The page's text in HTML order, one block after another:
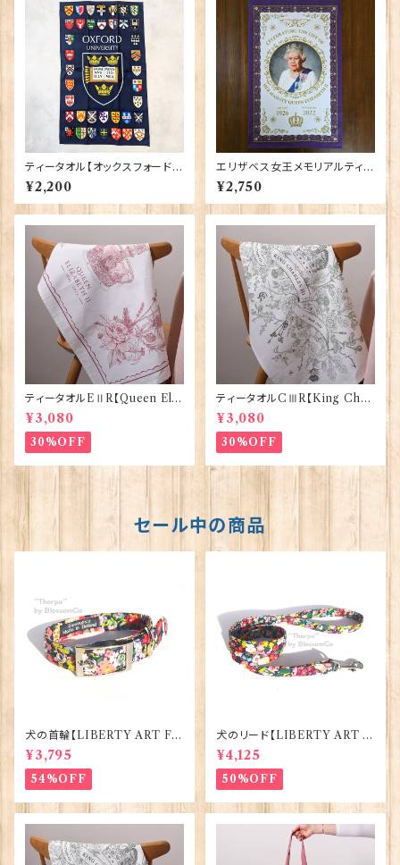
ティータオル【オックスフォード大
学紋章】Elgate Products 50
001-K
¥2,200
エリザベス女王メモリアルティー
タオル【EⅡR】Elgate 50130
¥2,750
ティータオルEⅡR【Queen Eliz
abethⅡ Commemorative】V
ictoria Eggs 50128
¥3,080
30%OFF
ティータオルCⅢR【King Char
lesⅢ Coronation】Victoria
Eggs 50129
¥3,080
30%OFF
セール中の商品
犬の首輪【LIBERTY ART FA
BRIC=Thorpe】BlossomCo
90295
¥3,795
54%OFF
犬のリード【LIBERTY ART F
ABRIC=Thorpe】BlossomC
o 90294
¥4,125
50%OFF